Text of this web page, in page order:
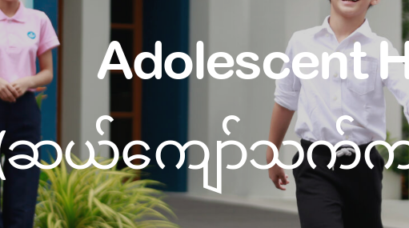
Find Health articles by first letter
E G H I J
L
M N O P Q R S T U
W
X Y Z #
Or search by keyword
ALL
to transforming healthcare
your health and well-being
Developmental screening
Diagnostics
Fertility care
Our
Trusted
to
your health and well-being
care near you
in one place
Our
Shin
A Top-
Local
Adolescent
ယ်ကျော်သက်ကျ